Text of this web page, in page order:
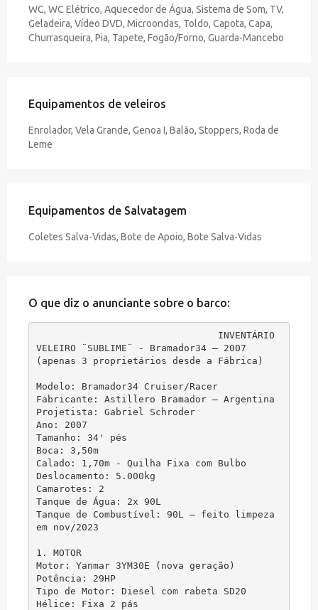
WC, WC Elétrico, Aquecedor de Água, Sistema de Som, TV,
Geladeira, Vídeo DVD, Microondas, Toldo, Capota, Capa,
Churrasqueira, Pia, Tapete, Fogão/Forno, Guarda-Mancebo
Equipamentos de veleiros
Enrolador, Vela Grande, Genoa I, Balão, Stoppers, Roda de
Leme
Equipamentos de Salvatagem
Coletes Salva-Vidas, Bote de Apoio, Bote Salva-Vidas
O que diz o anunciante sobre o barco:
INVENTÁRIO
VELEIRO ¨SUBLIME¨ - Bramador34 – 2007
(apenas 3 proprietários desde a Fábrica)
Modelo: Bramador34 Cruiser/Racer
Fabricante: Astillero Bramador – Argentina
Projetista: Gabriel Schroder
Ano: 2007
Tamanho: 34' pés
Boca: 3,50m
Calado: 1,70m - Quilha Fixa com Bulbo
Deslocamento: 5.000kg
Camarotes: 2
Tanque de Água: 2x 90L
Tanque de Combustível: 90L – feito limpeza
em nov/2023
1. MOTOR
Motor: Yanmar 3YM30E (nova geração)
Potência: 29HP
Tipo de Motor: Diesel com rabeta SD20
Hélice: Fixa 2 pás